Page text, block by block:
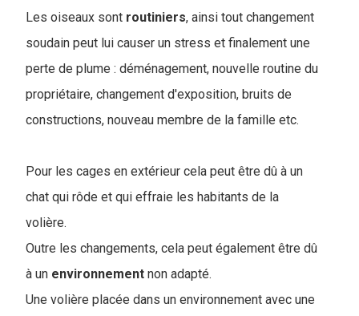
Les oiseaux sont routiniers, ainsi tout changement
soudain peut lui causer un stress et finalement une
perte de plume : déménagement, nouvelle routine du
propriétaire, changement d'exposition, bruits de
constructions, nouveau membre de la famille etc.
Pour les cages en extérieur cela peut être dû à un
chat qui rôde et qui effraie les habitants de la
volière.
Outre les changements, cela peut également être dû
à un environnement non adapté.
Une volière placée dans un environnement avec une